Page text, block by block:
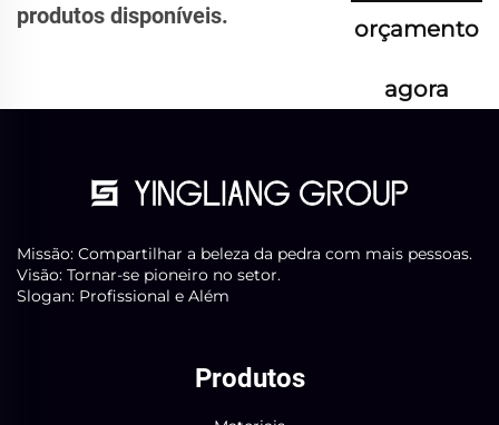
produtos disponíveis.
orçamento
agora
Missão: Compartilhar a beleza da pedra com mais pessoas.
Visão: Tornar-se pioneiro no setor.
Slogan: Profissional e Além
Produtos